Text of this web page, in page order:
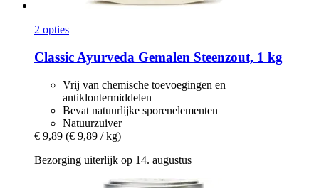
2 opties
Classic Ayurveda Gemalen Steenzout, 1 kg
Vrij van chemische toevoegingen en
antiklontermiddelen
Bevat natuurlijke sporenelementen
Natuurzuiver
€ 9,89 (€ 9,89 / kg)
Bezorging uiterlijk op 14. augustus